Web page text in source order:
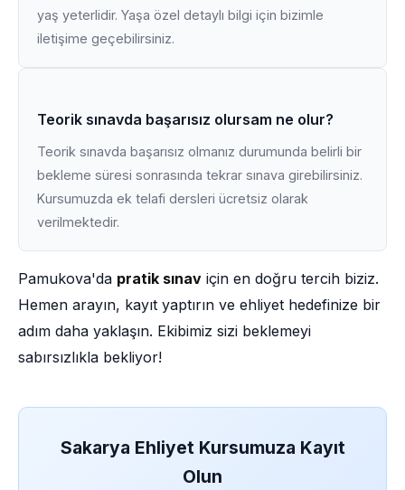
yaş yeterlidir. Yaşa özel detaylı bilgi için bizimle
iletişime geçebilirsiniz.
Teorik sınavda başarısız olursam ne olur?
Teorik sınavda başarısız olmanız durumunda belirli bir
bekleme süresi sonrasında tekrar sınava girebilirsiniz.
Kursumuzda ek telafi dersleri ücretsiz olarak
verilmektedir.
Pamukova'da pratik sınav için en doğru tercih biziz.
Hemen arayın, kayıt yaptırın ve ehliyet hedefinize bir
adım daha yaklaşın. Ekibimiz sizi beklemeyi
sabırsızlıkla bekliyor!
Sakarya Ehliyet Kursumuza Kayıt
Olun